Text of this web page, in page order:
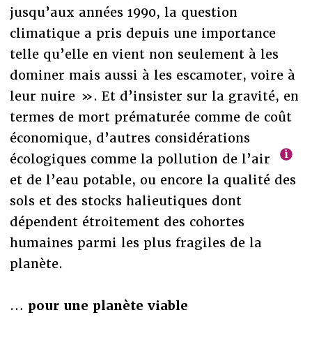
jusqu’aux années 1990, la question
climatique a pris depuis une importance
telle qu’elle en vient non seulement à les
dominer mais aussi à les escamoter, voire à
leur nuire ». Et d’insister sur la gravité, en
termes de mort prématurée comme de coût
économique, d’autres considérations
écologiques comme la pollution de l’air
et de l’eau potable, ou encore la qualité des
sols et des stocks halieutiques dont
dépendent étroitement des cohortes
humaines parmi les plus fragiles de la
planète.
… pour une planète viable